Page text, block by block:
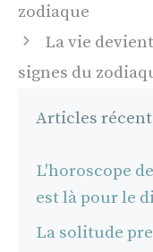
zodiaque
La vie
signes du
Articles
L'horoscope
est là pour le
La solitude